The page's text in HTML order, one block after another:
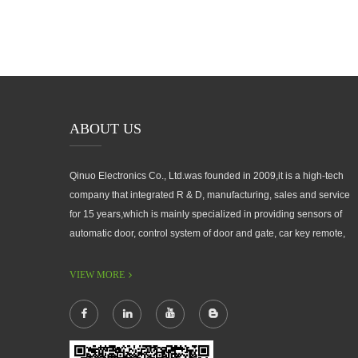
ABOUT US
Qinuo Electronics Co., Ltd.was founded in 2009,it is a high-tech
company that integrated R & D, manufacturing, sales and service
for 15 years,which is mainly specialized in providing sensors of
automatic door, control system of door and gate, car key remote,
brands: U-CONTROL, U-SENSORS, U-AUTOGATES and U-
VIEW MORE